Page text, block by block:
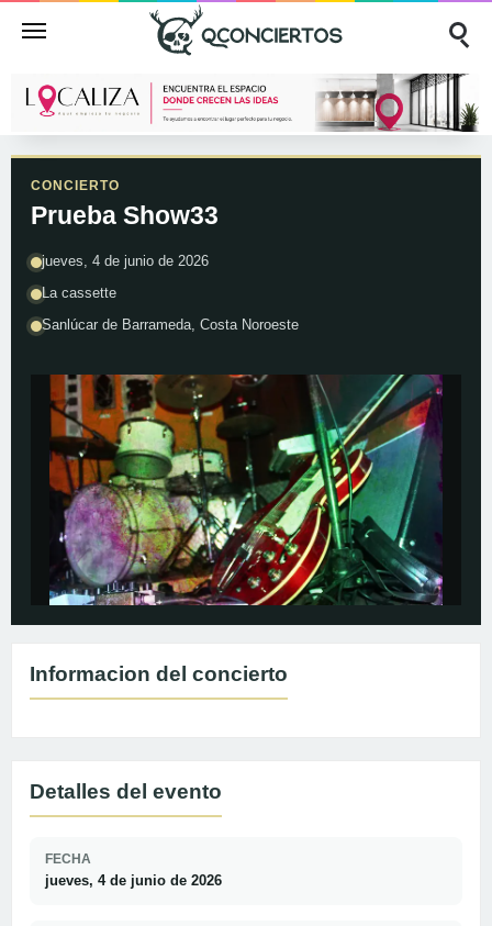
CONCIERTO
Prueba Show33
jueves, 4 de junio de 2026
La cassette
Sanlúcar de Barrameda, Costa Noroeste
Informacion del concierto
Detalles del evento
FECHA
jueves, 4 de junio de 2026